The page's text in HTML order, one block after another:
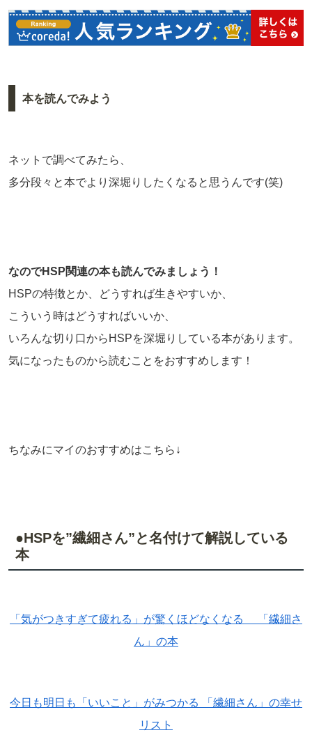
本を読んでみよう
ネットで調べてみたら、
多分段々と本でより深堀りしたくなると思うんです(笑)
なのでHSP関連の本も読んでみましょう！
HSPの特徴とか、どうすれば生きやすいか、
こういう時はどうすればいいか、
いろんな切り口からHSPを深堀りしている本があります。
気になったものから読むことをおすすめします！
ちなみにマイのおすすめはこちら↓
●HSPを”繊細さん”と名付けて解説している
本
「気がつきすぎて疲れる」が驚くほどなくなる 「繊細さ
ん」の本
今日も明日も「いいこと」がみつかる 「繊細さん」の幸せ
リスト